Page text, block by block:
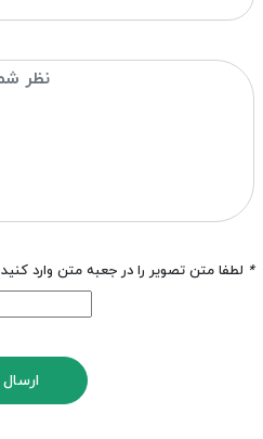
* لطفا متن تصویر را در جعبه متن وارد کنید
ارسال